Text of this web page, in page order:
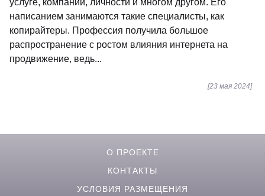
услуге, компании, личности и многом другом. Его
написанием занимаются такие специалисты, как
копирайтеры. Профессия получила большое
распространение с ростом влияния интернета на
продвижение, ведь...
[23 мая 2024]
О ПРОЕКТЕ
КОНТАКТЫ
УСЛОВИЯ РАЗМЕЩЕНИЯ